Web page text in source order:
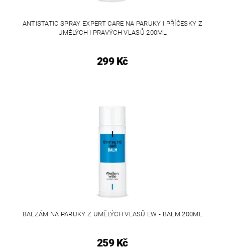
ANTISTATIC SPRAY EXPERT CARE NA PARUKY I PŘÍČESKY Z
UMĚLÝCH I PRAVÝCH VLASŮ 200ML
299 Kč
BALZÁM NA PARUKY Z UMĚLÝCH VLASŮ EW - BALM 200ML
259 Kč